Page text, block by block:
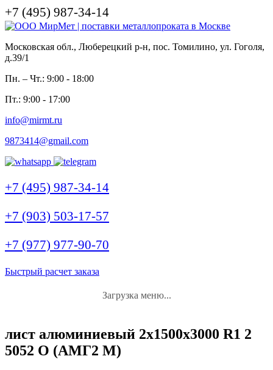
+7 (495) 987-34-14
Московская обл., Люберецкий р-н, пос. Томилино, ул. Гоголя,
д.39/1
Пн. – Чт.: 9:00 - 18:00
Пт.: 9:00 - 17:00
info@mirmt.ru
9873414@gmail.com
+7 (495) 987-34-14
+7 (903) 503-17-57
+7 (977) 977-90-70
Быстрый расчет заказа
Загрузка меню...
лист алюминиевый 2x1500x3000 R1 2
5052 O (АМГ2 М)